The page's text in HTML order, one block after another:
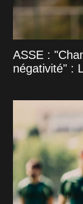
ASSE :
négativité" :